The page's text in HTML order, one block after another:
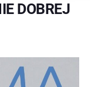
DOBREJ